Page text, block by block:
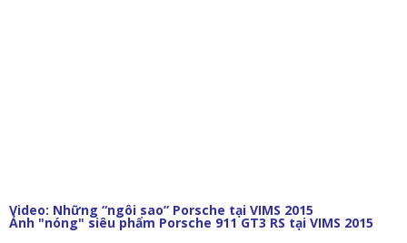
Video: Những “ngôi sao” Porsche tại VIMS 2015
Ảnh "nóng" siêu phẩm Porsche 911 GT3 RS tại VIMS 2015